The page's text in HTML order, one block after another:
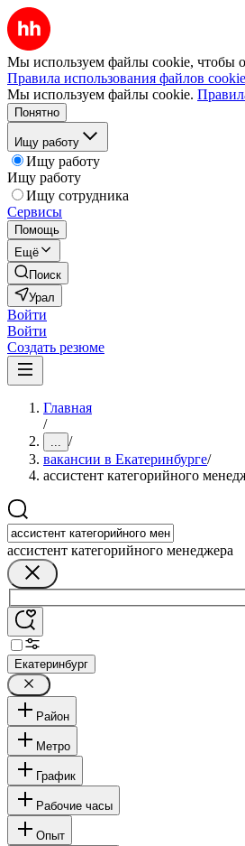
Мы используем файлы cookie, чтобы
Правила использования файлов cookie
Мы используем файлы cookie.
Понятно
Ищу работу
Ищу работу
Ищу работу
Ищу сотрудника
Сервисы
Помощь
Ещё
Поиск
Урал
Войти
Войти
Создать резюме
Главная
/
... /
вакансии в Екатеринбурге/
ассистент категорийного
ассистент категорийного менеджера
Екатеринбург
Район
Метро
График
Рабочие часы
Опыт